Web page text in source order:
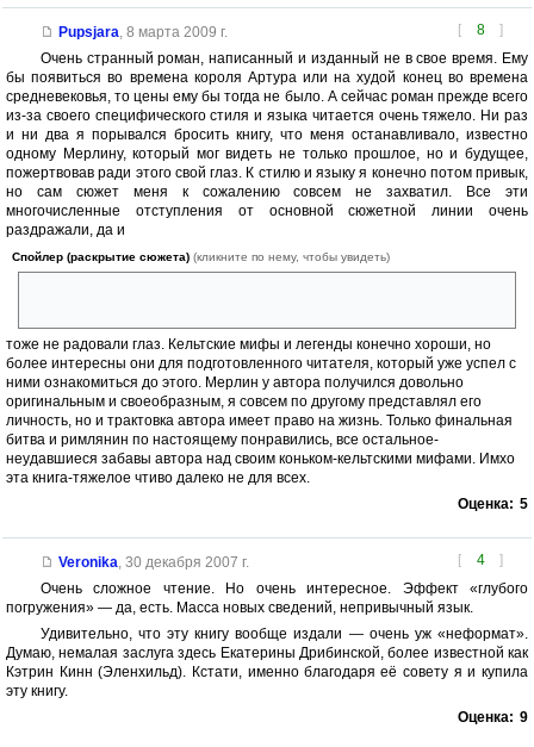
[ 8 ]
Pupsjara, 8 марта 2009 г.
Очень странный роман, написанный и изданный не в свое время. Ему
бы появиться во времена короля Артура или на худой конец во времена
средневековья, то цены ему бы тогда не было. А сейчас роман прежде всего
из-за своего специфического стиля и языка читается очень тяжело. Ни раз
и ни два я порывался бросить книгу, что меня останавливало, известно
одному Мерлину, который мог видеть не только прошлое, но и будущее,
пожертвовав ради этого свой глаз. К стилю и языку я конечно потом привык,
но сам сюжет меня к сожалению совсем не захватил. Все эти
многочисленные отступления от основной сюжетной линии очень
раздражали, да и
Спойлер (раскрытие сюжета) (кликните по нему, чтобы увидеть)
тоже не радовали глаз. Кельтские мифы и легенды конечно хороши, но
более интересны они для подготовленного читателя, который уже успел с
ними ознакомиться до этого. Мерлин у автора получился довольно
оригинальным и своеобразным, я совсем по другому представлял его
личность, но и трактовка автора имеет право на жизнь. Только финальная
битва и римлянин по настоящему понравились, все остальное-
неудавшиеся забавы автора над своим коньком-кельтскими мифами. Имхо
эта книга-тяжелое чтиво далеко не для всех.
Оценка: 5
[ 4 ]
Veronika, 30 декабря 2007 г.
Очень сложное чтение. Но очень интересное. Эффект «глубого
погружения» — да, есть. Масса новых сведений, непривычный язык.
Удивительно, что эту книгу вообще издали — очень уж «неформат».
Думаю, немалая заслуга здесь Екатерины Дрибинской, более известной как
Кэтрин Кинн (Эленхильд). Кстати, именно благодаря её совету я и купила
эту книгу.
Оценка: 9